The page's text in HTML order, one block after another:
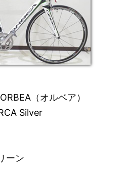
ORBEA（オルベア）
Silver
ーン